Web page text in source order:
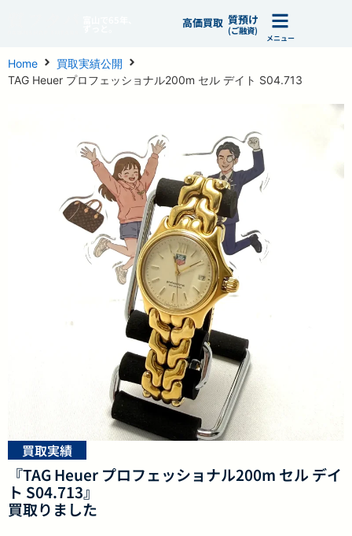
高価買取 質預け
(ご融資)
メニュー
Home
買取実績公開
TAG Heuer プロフェッショナル200m セル デイト S04.713
買取実績
『TAG Heuer プロフェッショナル200m セル デイ
ト S04.713』
買取りました